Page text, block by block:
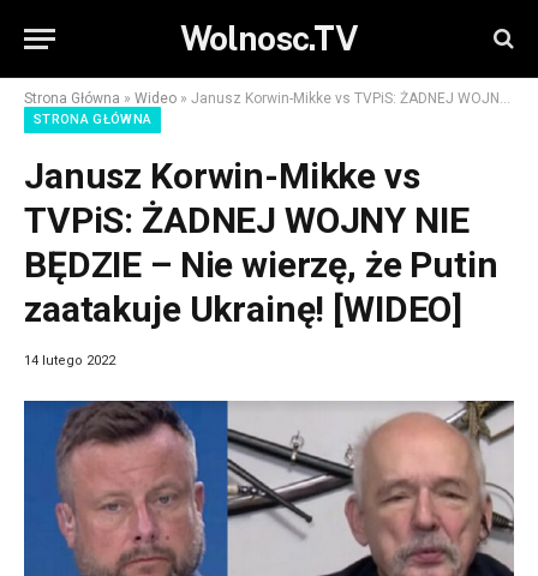
Wolnosc.TV
Strona Główna » Wideo » Janusz Korwin-Mikke vs TVPiS: ŻADNEJ WOJNY NIE BĘDZIE – Nie wierzę, że Putin zaatakuje Ukrainę! [WIDEO]
STRONA GŁÓWNA
Janusz Korwin-Mikke vs
TVPiS: ŻADNEJ WOJNY NIE
BĘDZIE – Nie wierzę, że Putin
zaatakuje Ukrainę! [WIDEO]
14 lutego 2022